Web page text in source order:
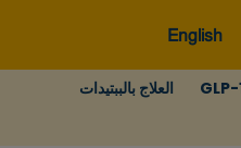
English
العلاج بالببتيدات